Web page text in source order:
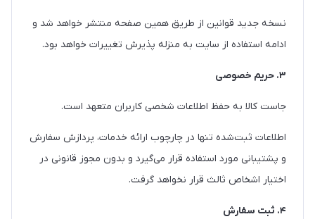
نسخه جدید قوانین از طریق همین صفحه منتشر خواهد شد و
ادامه استفاده از سایت به منزله پذیرش تغییرات خواهد بود.
۳. حریم خصوصی
جاست کالا به حفظ اطلاعات شخصی کاربران متعهد است.
اطلاعات ثبت‌شده تنها در چارچوب ارائه خدمات، پردازش سفارش
و پشتیبانی مورد استفاده قرار می‌گیرد و بدون مجوز قانونی در
اختیار اشخاص ثالث قرار نخواهد گرفت.
۴. ثبت سفارش